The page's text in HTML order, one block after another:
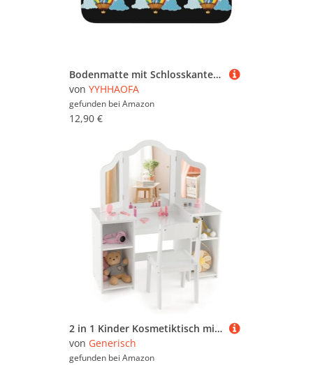
Bodenmatte mit Schlosskante, 40 x 60 YYHHAOFA Baby-Elefant reitet auf einem Heißluftballon-Muster für Toilette, Schminktisch, Ferienhaus, Hauptbad, Kinderzimmer und Gäste-Suite
von YYHHAOFA
gefunden bei Amazon
12,90 €
2 in 1 Kinder Kosmetiktisch mit abnehmbarem Spiegel, Frisiertisch Prinzessin mit Stuhl, Schminktisch mit Aufbewahrungsboxen & offenen Fächern, Schminkkommode Holz für Mädchen (Weiß)
von Generisch
gefunden bei Amazon